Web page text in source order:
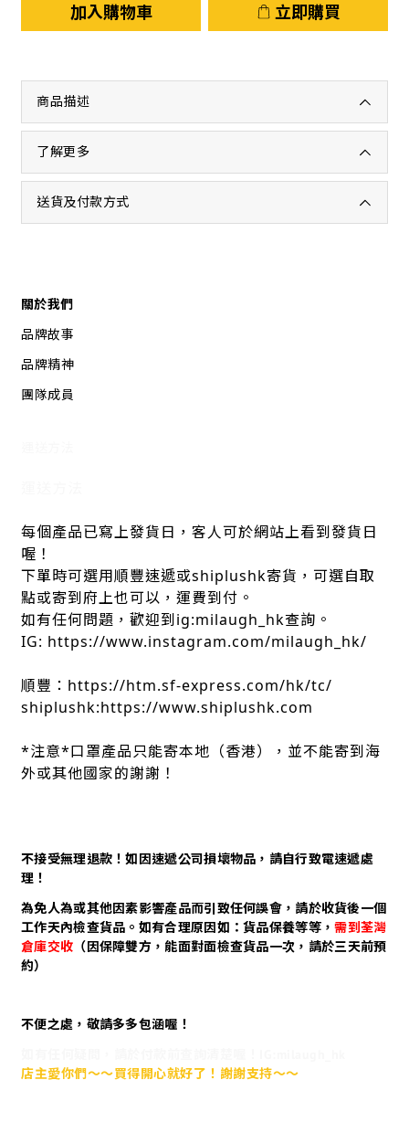
加入購物車 立即購買
商品描述
了解更多
送貨及付款方式
關於我們
品牌故事
品牌精神
團隊成員
每個產品已寫上發貨日，客人可於網站上看到發貨日
喔！
下單時可選用順豐速遞或shiplushk寄貨，可選自取
點或寄到府上也可以，運費到付。
如有任何問題，歡迎到ig:milaugh_hk查詢。
IG: https://www.instagram.com/milaugh_hk/
順豐：https://htm.sf-express.com/hk/tc/
shiplushk:https://www.shiplushk.com
*注意*口罩產品只能寄本地（香港），並不能寄到海
外或其他國家的謝謝！
不接受無理退款！如因速遞公司損壞物品，請自行致電速遞處
理！
為免人為或其他因素影響產品而引致任何誤會，請於收貨後一個
工作天內檢查貨品。如有合理原因如：貨品保養等等，需到荃灣
倉庫交收 （因保障雙方，能面對面檢查貨品一次，請於三天前預
約）
不便之處，敬請多多包涵喔！
店主愛你們～～買得開心就好了！謝謝支持～～